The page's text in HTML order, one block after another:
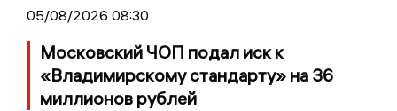
05/08/2026 08:30
Московский ЧОП подал иск к
«Владимирскому стандарту» на 36
миллионов рублей